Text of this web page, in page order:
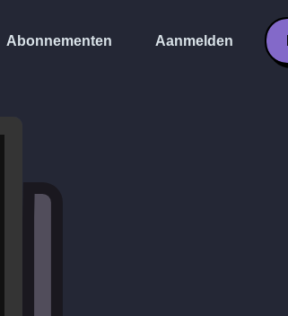
Abonnementen Aanmelden